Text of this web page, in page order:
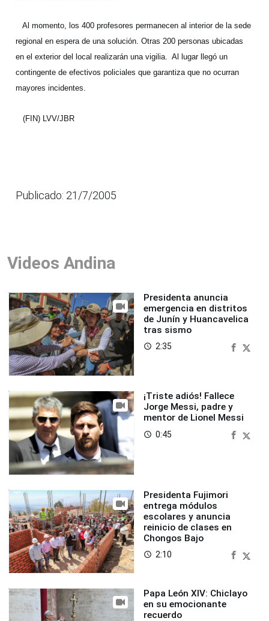
Al momento, los 400 profesores permanecen al interior de la sede
regional en espera de una solución. Otras 200 personas ubicadas
en el exterior del local realizarán una vigilia. Al lugar llegó un
contingente de efectivos policiales que garantiza que no ocurran
mayores incidentes.
(FIN) LVV/JBR
Publicado: 21/7/2005
Videos Andina
Presidenta anuncia
emergencia en distritos
de Junín y Huancavelica
tras sismo
access_time 2:35
¡Triste adiós! Fallece
Jorge Messi, padre y
mentor de Lionel Messi
access_time 0:45
Presidenta Fujimori
entrega módulos
escolares y anuncia
reinicio de clases en
Chongos Bajo
access_time 2:10
Papa León XIV: Chiclayo
en su emocionante
recuerdo